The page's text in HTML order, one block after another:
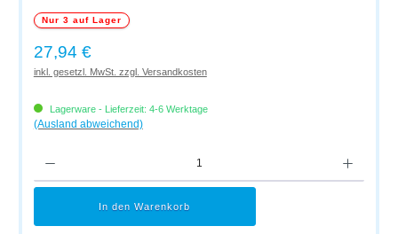
Nur 3 auf Lager
Regulärer Preis:
27,94 €
inkl. gesetzl. MwSt. zzgl. Versandkosten
Lagerware - Lieferzeit: 4-6 Werktage
(Ausland abweichend)
In den Warenkorb